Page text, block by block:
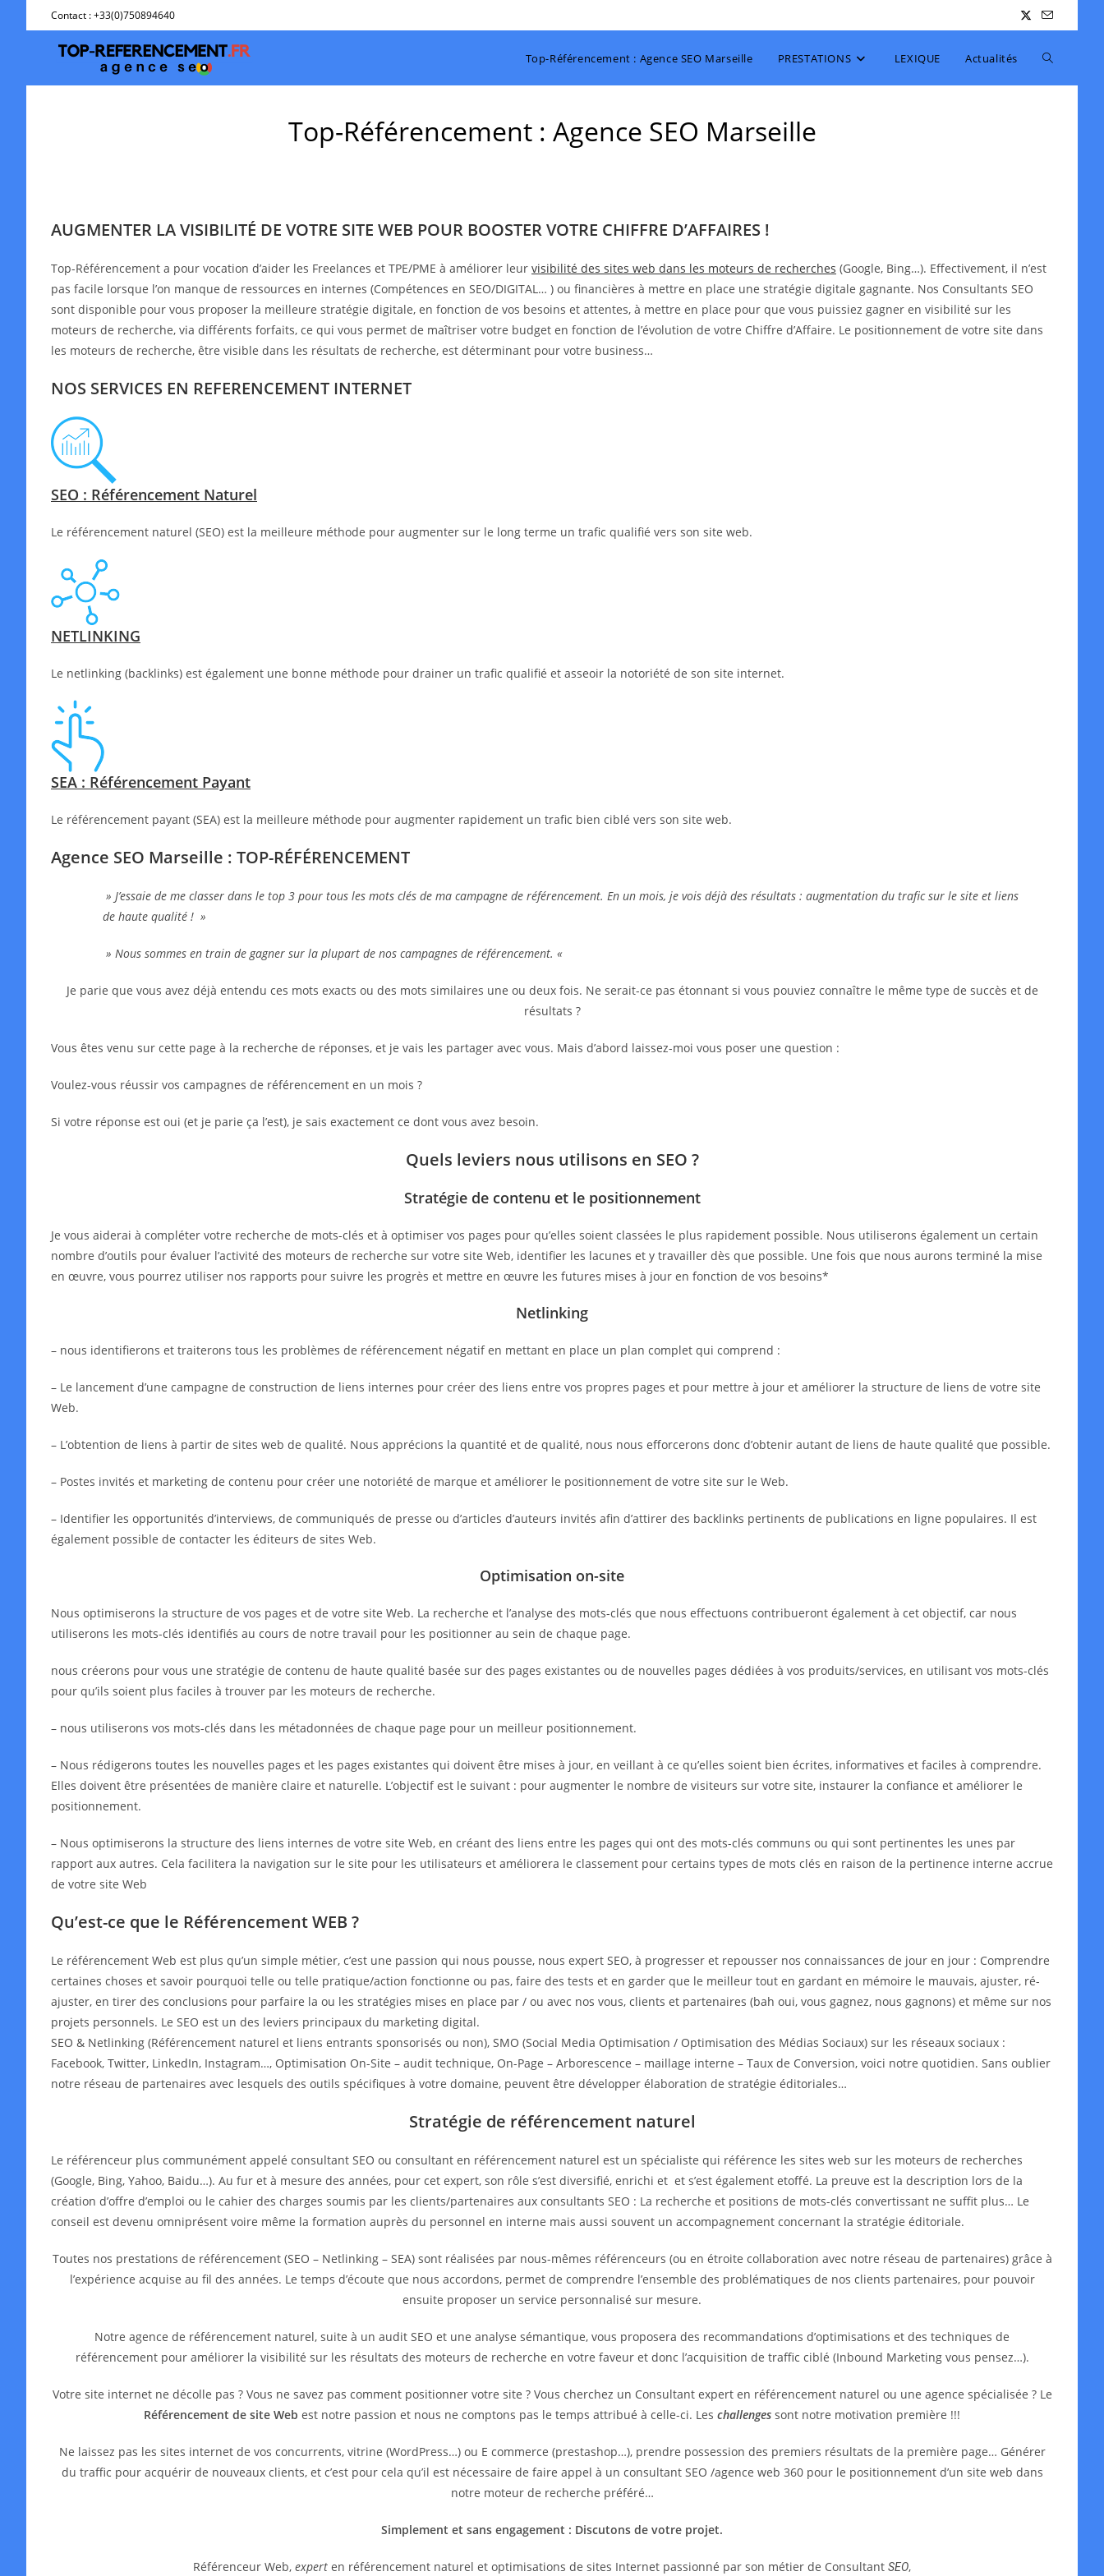
Contact : +33(0)750894640
Top-Référencement : Agence SEO Marseille PRESTATIONS LEXIQUE Actualités Toggle
Top-Référencement : Agence SEO Marseille
AUGMENTER LA VISIBILITÉ DE VOTRE SITE WEB POUR BOOSTER VOTRE CHIFFRE D’AFFAIRES !
Top-Référencement a pour vocation d’aider les Freelances et TPE/PME à améliorer leur visibilité des sites web dans les moteurs de recherches (Google, Bing…). Effectivement, il n’est
pas facile lorsque l’on manque de ressources en internes (Compétences en SEO/DIGITAL… ) ou financières à mettre en place une stratégie digitale gagnante. Nos Consultants SEO
sont disponible pour vous proposer la meilleure stratégie digitale, en fonction de vos besoins et attentes, à mettre en place pour que vous puissiez gagner en visibilité sur les
moteurs de recherche, via différents forfaits, ce qui vous permet de maîtriser votre budget en fonction de l’évolution de votre Chiffre d’Affaire. Le positionnement de votre site dans
les moteurs de recherche, être visible dans les résultats de recherche, est déterminant pour votre business…
NOS SERVICES EN REFERENCEMENT INTERNET
SEO : Référencement Naturel
Le référencement naturel (SEO) est la meilleure méthode pour augmenter sur le long terme un trafic qualifié vers son site web.
NETLINKING
Le netlinking (backlinks) est également une bonne méthode pour drainer un trafic qualifié et asseoir la notoriété de son site internet.
SEA : Référencement Payant
Le référencement payant (SEA) est la meilleure méthode pour augmenter rapidement un trafic bien ciblé vers son site web.
Agence SEO Marseille : TOP-RÉFÉRENCEMENT
» J’essaie de me classer dans le top 3 pour tous les mots clés de ma campagne de référencement. En un mois, je vois déjà des résultats : augmentation du trafic sur le site et liens
de haute qualité ! »
» Nous sommes en train de gagner sur la plupart de nos campagnes de référencement. «
Je parie que vous avez déjà entendu ces mots exacts ou des mots similaires une ou deux fois. Ne serait-ce pas étonnant si vous pouviez connaître le même type de succès et de
résultats ?
Vous êtes venu sur cette page à la recherche de réponses, et je vais les partager avec vous. Mais d’abord laissez-moi vous poser une question :
Voulez-vous réussir vos campagnes de référencement en un mois ?
Si votre réponse est oui (et je parie ça l’est), je sais exactement ce dont vous avez besoin.
Quels leviers nous utilisons en SEO ?
Stratégie de contenu et le positionnement
Je vous aiderai à compléter votre recherche de mots-clés et à optimiser vos pages pour qu’elles soient classées le plus rapidement possible. Nous utiliserons également un certain
nombre d’outils pour évaluer l’activité des moteurs de recherche sur votre site Web, identifier les lacunes et y travailler dès que possible. Une fois que nous aurons terminé la mise
en œuvre, vous pourrez utiliser nos rapports pour suivre les progrès et mettre en œuvre les futures mises à jour en fonction de vos besoins*
Netlinking
– nous identifierons et traiterons tous les problèmes de référencement négatif en mettant en place un plan complet qui comprend :
– Le lancement d’une campagne de construction de liens internes pour créer des liens entre vos propres pages et pour mettre à jour et améliorer la structure de liens de votre site
Web.
– L’obtention de liens à partir de sites web de qualité. Nous apprécions la quantité et de qualité, nous nous efforcerons donc d’obtenir autant de liens de haute qualité que possible.
– Postes invités et marketing de contenu pour créer une notoriété de marque et améliorer le positionnement de votre site sur le Web.
– Identifier les opportunités d’interviews, de communiqués de presse ou d’articles d’auteurs invités afin d’attirer des backlinks pertinents de publications en ligne populaires. Il est
également possible de contacter les éditeurs de sites Web.
Optimisation on-site
Nous optimiserons la structure de vos pages et de votre site Web. La recherche et l’analyse des mots-clés que nous effectuons contribueront également à cet objectif, car nous
utiliserons les mots-clés identifiés au cours de notre travail pour les positionner au sein de chaque page.
nous créerons pour vous une stratégie de contenu de haute qualité basée sur des pages existantes ou de nouvelles pages dédiées à vos produits/services, en utilisant vos mots-clés
pour qu’ils soient plus faciles à trouver par les moteurs de recherche.
– nous utiliserons vos mots-clés dans les métadonnées de chaque page pour un meilleur positionnement.
– Nous rédigerons toutes les nouvelles pages et les pages existantes qui doivent être mises à jour, en veillant à ce qu’elles soient bien écrites, informatives et faciles à comprendre.
Elles doivent être présentées de manière claire et naturelle. L’objectif est le suivant : pour augmenter le nombre de visiteurs sur votre site, instaurer la confiance et améliorer le
positionnement.
– Nous optimiserons la structure des liens internes de votre site Web, en créant des liens entre les pages qui ont des mots-clés communs ou qui sont pertinentes les unes par
rapport aux autres. Cela facilitera la navigation sur le site pour les utilisateurs et améliorera le classement pour certains types de mots clés en raison de la pertinence interne accrue
de votre site Web
Qu’est-ce que le Référencement WEB ?
Le référencement Web est plus qu’un simple métier, c’est une passion qui nous pousse, nous expert SEO, à progresser et repousser nos connaissances de jour en jour : Comprendre
certaines choses et savoir pourquoi telle ou telle pratique/action fonctionne ou pas, faire des tests et en garder que le meilleur tout en gardant en mémoire le mauvais, ajuster, ré-
ajuster, en tirer des conclusions pour parfaire la ou les stratégies mises en place par / ou avec nos vous, clients et partenaires (bah oui, vous gagnez, nous gagnons) et même sur nos
projets personnels. Le SEO est un des leviers principaux du marketing digital.
SEO & Netlinking (Référencement naturel et liens entrants sponsorisés ou non), SMO (Social Media Optimisation / Optimisation des Médias Sociaux) sur les réseaux sociaux :
Facebook, Twitter, LinkedIn, Instagram…, Optimisation On-Site – audit technique, On-Page – Arborescence – maillage interne – Taux de Conversion, voici notre quotidien. Sans oublier
notre réseau de partenaires avec lesquels des outils spécifiques à votre domaine, peuvent être développer élaboration de stratégie éditoriales…
Stratégie de référencement naturel
Le référenceur plus communément appelé consultant SEO ou consultant en référencement naturel est un spécialiste qui référence les sites web sur les moteurs de recherches
(Google, Bing, Yahoo, Baidu…). Au fur et à mesure des années, pour cet expert, son rôle s’est diversifié, enrichi et et s’est également etoffé. La preuve est la description lors de la
création d’offre d’emploi ou le cahier des charges soumis par les clients/partenaires aux consultants SEO : La recherche et positions de mots-clés convertissant ne suffit plus… Le
conseil est devenu omniprésent voire même la formation auprès du personnel en interne mais aussi souvent un accompagnement concernant la stratégie éditoriale.
Toutes nos prestations de référencement (SEO – Netlinking – SEA) sont réalisées par nous-mêmes référenceurs (ou en étroite collaboration avec notre réseau de partenaires) grâce à
l’expérience acquise au fil des années. Le temps d’écoute que nous accordons, permet de comprendre l’ensemble des problématiques de nos clients partenaires, pour pouvoir
ensuite proposer un service personnalisé sur mesure.
Notre agence de référencement naturel, suite à un audit SEO et une analyse sémantique, vous proposera des recommandations d’optimisations et des techniques de
référencement pour améliorer la visibilité sur les résultats des moteurs de recherche en votre faveur et donc l’acquisition de traffic ciblé (Inbound Marketing vous pensez…).
Votre site internet ne décolle pas ? Vous ne savez pas comment positionner votre site ? Vous cherchez un Consultant expert en référencement naturel ou une agence spécialisée ? Le
Référencement de site Web est notre passion et nous ne comptons pas le temps attribué à celle-ci. Les challenges sont notre motivation première !!!
Ne laissez pas les sites internet de vos concurrents, vitrine (WordPress…) ou E commerce (prestashop…), prendre possession des premiers résultats de la première page… Générer
du traffic pour acquérir de nouveaux clients, et c’est pour cela qu’il est nécessaire de faire appel à un consultant SEO /agence web 360 pour le positionnement d’un site web dans
notre moteur de recherche préféré…
Simplement et sans engagement : Discutons de votre projet.
Référenceur Web, expert en référencement naturel et optimisations de sites Internet passionné par son métier de Consultant SEO,